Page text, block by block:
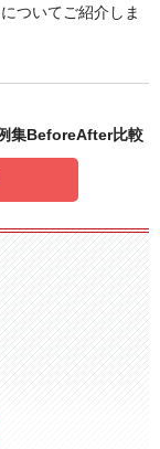
ついてご紹介しま
集BeforeAfter比較